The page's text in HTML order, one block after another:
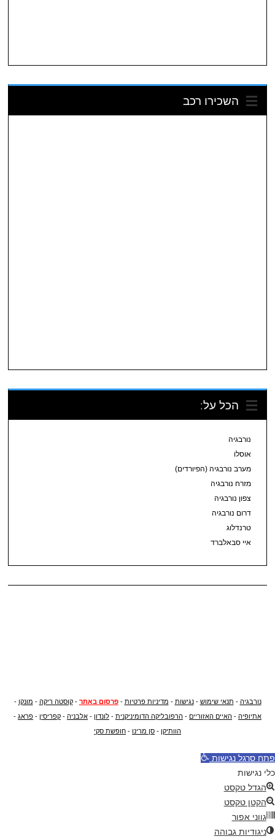
השכירו רכב
הכל על:
נורבגיה
אוסלו
מערב נורבגיה (הפיורדים)
מזרח נורבגיה
צפון נורבגיה
דרום נורבגיה
טרנדלוג
איי סבאלברד
נורבגיה - תנאי שימוש -נגישות - מדיניות פרטיות -פרסום באתר -קוסטה ריקה - מונקו -
אתיופיה - האיים האזוריים - הרפובליקה הדומיניקנית - לונדון - אלבניה - קפריסין - פראג -
הוותיקן - סן מרינו - חופשת סקי
פתח סרגל נגישות
כלי נגישות
הגדל טקסט
הקטן טקסט
גווני אפור
ניגודיות גבוהה